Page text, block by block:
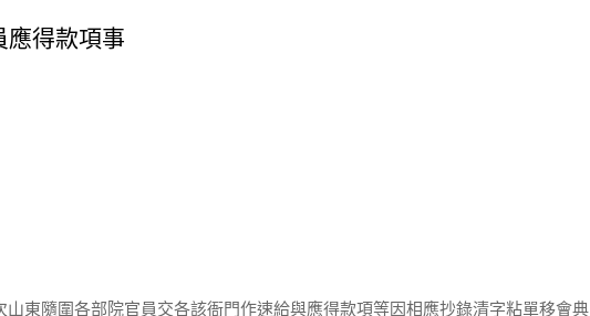
得款項事
山東隨圍各部院官員交各該衙門作速給與應得款項等因相應抄錄清字粘單移會典